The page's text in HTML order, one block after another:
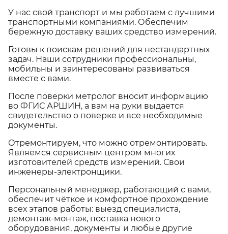
У нас свой транспорт и мы работаем с лучшими
транспортными компаниями. Обеспечим
бережную доставку ваших средство измерений.
Готовы к поискам решений для нестандартных
задач. Наши сотрудники профессиональны,
мобильны и заинтересованы развиваться
вместе с вами.
После поверки метролог вносит информацию
во ФГИС АРШИН, а вам на руки выдается
свидетельство о поверке и все необходимые
документы.
Отремонтируем, что можно отремонтировать.
Являемся сервисным центром многих
изготовителей средств измерений. Свои
инженеры-электронщики.
Персональный менеджер, работающий с вами,
обеспечит чёткое и комфортное прохождение
всех этапов работы: выезд специалиста,
демонтаж-монтаж, поставка нового
оборудования, документы и любые другие